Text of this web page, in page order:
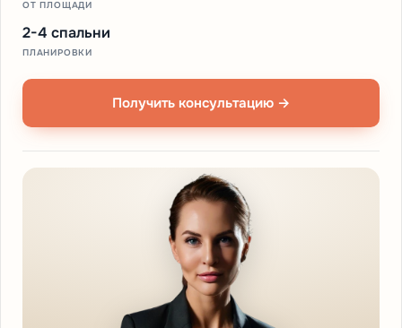
ОТ ПЛОЩАДИ
2-4 спальни
ПЛАНИРОВКИ
Получить консультацию →